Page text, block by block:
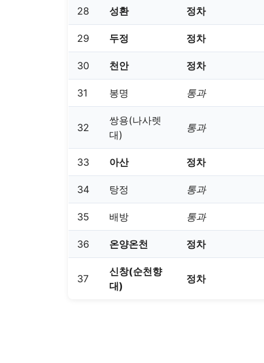
28 성환 정차
29 두정 정차
30 천안 정차
31 봉명 통과
32
쌍용(나사렛
대)
통과
33 아산 정차
34 탕정 통과
35 배방 통과
36 온양온천 정차
37
신창(순천향
대)
정차